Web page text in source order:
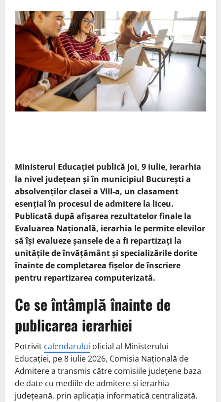
Ministerul Educației publică joi, 9 iulie, ierarhia
la nivel județean și în municipiul București a
absolvenților clasei a VIII-a, un clasament
esențial în procesul de admitere la liceu.
Publicată după afișarea rezultatelor finale la
Evaluarea Națională, ierarhia le permite elevilor
să își evalueze șansele de a fi repartizați la
unitățile de învățământ și specializările dorite
înainte de completarea fișelor de înscriere
pentru repartizarea computerizată.
Ce se întâmplă înainte de
publicarea ierarhiei
Potrivit calendarului oficial al Ministerului
Educației, pe 8 iulie 2026, Comisia Națională de
Admitere a transmis către comisiile județene baza
de date cu mediile de admitere și ierarhia
județeană, prin aplicația informatică centralizată.